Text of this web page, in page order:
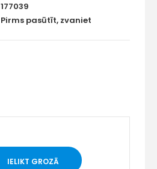
177039
Pirms pasūtīt, zvaniet